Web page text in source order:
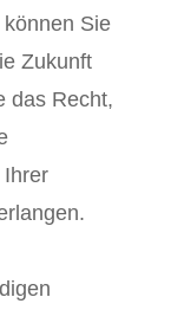
Sie
Zukunft
das Recht,
Ihrer